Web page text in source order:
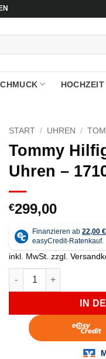
HOCHZEIT
START / UHREN /
Tommy
Uhren –
€299,00
inkl. MwSt. zzgl.
Tommy Hilfiger
IN